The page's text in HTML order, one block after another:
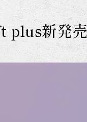
plus新発売